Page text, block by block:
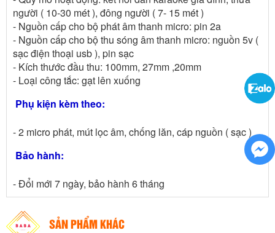
người ( 10-30 mét ), đông người ( 7- 15 mét )
- Nguồn cấp cho bộ phát âm thanh micro: pin 2a
- Nguồn cấp cho bộ thu sóng âm thanh micro: nguồn 5v (
sạc điện thoại usb ), pin sạc
- Kích thước đầu thu: 100mm, 27mm ,20mm
- Loại công tắc: gạt lên xuống
Phụ kiện kèm theo:
- 2 micro phát, mút lọc âm, chống lăn, cáp nguồn ( sạc )
Bảo hành:
- Đổi mới 7 ngày, bảo hành 6 tháng
SẢN PHẨM KHÁC